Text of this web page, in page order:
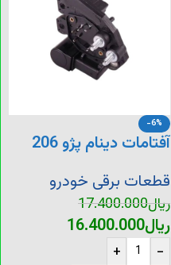
-6%
آفتامات دینام پژو 206
قطعات برقی خودرو
ریال17.400.000
ریال16.400.000
-
+